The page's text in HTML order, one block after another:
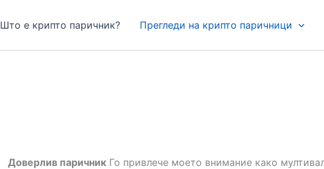
Што е крипто паричник? Прегледи на крипто паричници
Доверлив паричникГо привлече моето внимание како